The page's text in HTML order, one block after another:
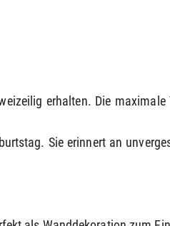
erhalten. Die maximale
Sie erinnert an